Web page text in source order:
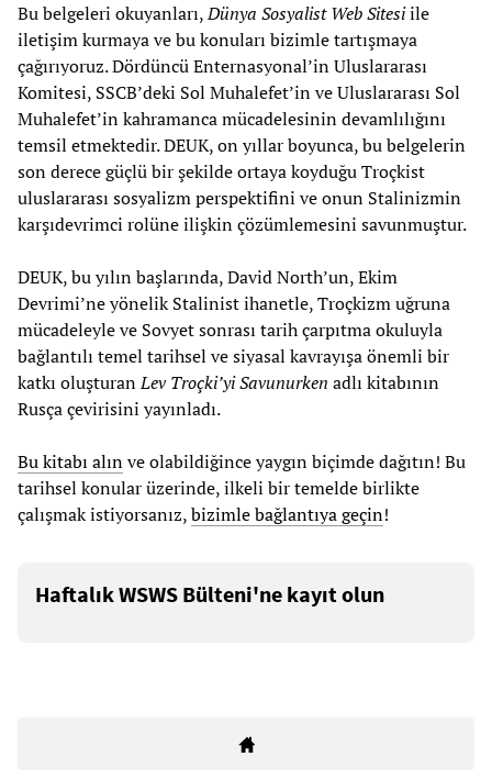
Bu belgeleri okuyanları,Dünya Sosyalist Web Sitesiile
iletişim kurmaya ve bu konuları bizimle tartışmaya
çağırıyoruz. Dördüncü Enternasyonal’in Uluslararası
Komitesi, SSCB’deki Sol Muhalefet’in ve Uluslararası Sol
Muhalefet’in kahramanca mücadelesinin devamlılığını
temsil etmektedir. DEUK, on yıllar boyunca, bu belgelerin
son derece güçlü bir şekilde ortaya koyduğu Troçkist
uluslararası sosyalizm perspektifini ve onun Stalinizmin
karşıdevrimci rolüne ilişkin çözümlemesini savunmuştur.
DEUK, bu yılın başlarında, David North’un, Ekim
Devrimi’ne yönelik Stalinist ihanetle, Troçkizm uğruna
mücadeleyle ve Sovyet sonrası tarih çarpıtma okuluyla
bağlantılı temel tarihsel ve siyasal kavrayışa önemli bir
katkı oluşturanLev Troçki’yi Savunurken adlı kitabının
Rusça çevirisini yayınladı.
Bu kitabı alınve olabildiğince yaygın biçimde dağıtın! Bu
tarihsel konular üzerinde, ilkeli bir temelde birlikte
çalışmak istiyorsanız,bizimle bağlantıya geçin!
Haftalık WSWS Bülteni'ne kayıt olun